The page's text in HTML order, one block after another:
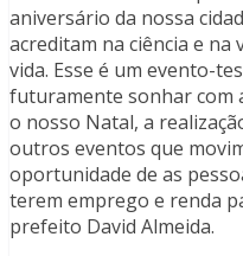
aniversário da nossa
acreditam na ciência e na
vida. Esse é um evento-
futuramente sonhar com
o nosso Natal, a
outros eventos que
oportunidade de as
terem emprego e renda
prefeito David Almeida.